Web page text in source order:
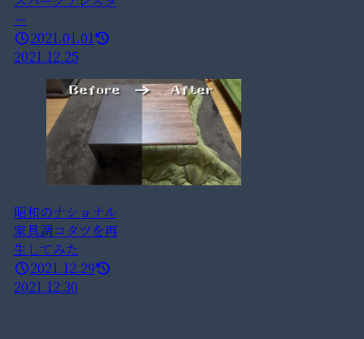
ー
2021.01.01
2021.12.25
昭和のナショナル
家具調コタツを再
生してみた
2021.12.29
2021.12.30